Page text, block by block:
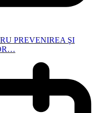
PREVENIREA ŞI